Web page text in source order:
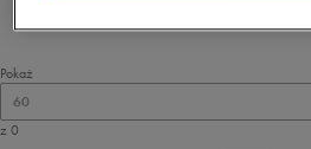
Pokaż
60
z 0